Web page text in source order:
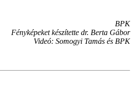
BPK
Fényképeket készítette dr. Berta Gábor
Videó: Somogyi Tamás és BPK